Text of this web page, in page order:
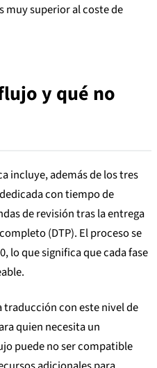
muy superior al coste de
y qué no
incluye, además de los tres
con tiempo de
de revisión tras la entrega
(DTP). El proceso se
lo que significa que cada fase
traducción con este nivel de
quien necesita un
puede no ser compatible